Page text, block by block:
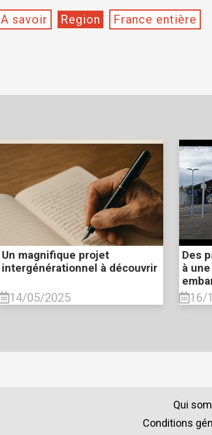
A savoir Region France entière
Un magnifique projet
intergénérationnel à découvrir
14/05/2025
Des
à
16/
Qui
Conditions